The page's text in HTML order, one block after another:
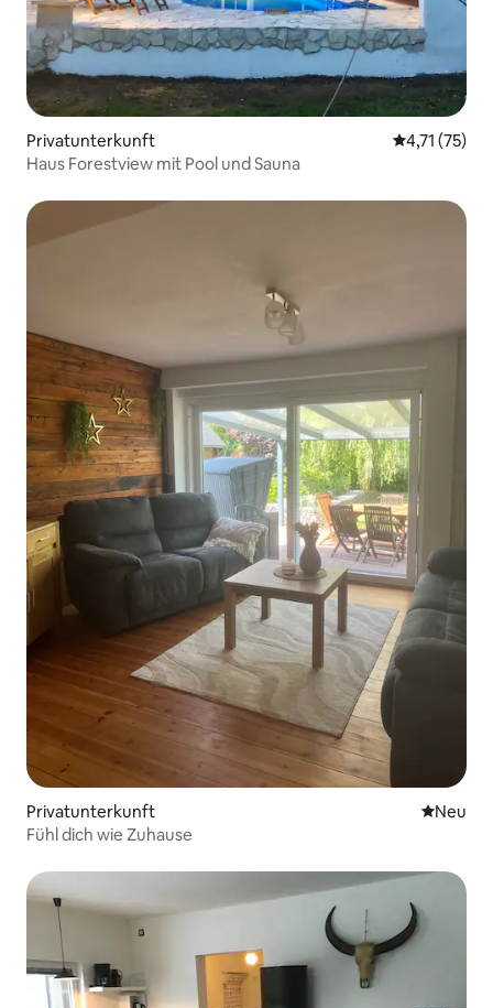
Privatunterkunft
4,71 (75)
Haus Forestview mit Pool und Sauna
Privatunterkunft Neue
Neu
Fühl dich wie Zuhause